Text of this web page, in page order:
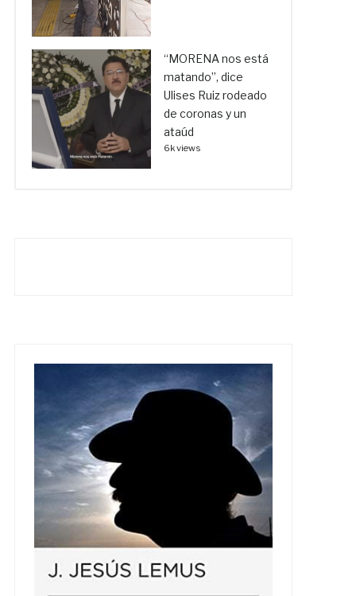
“MORENA nos está
matando”, dice
Ulises Ruiz rodeado
de coronas y un
ataúd
6k views